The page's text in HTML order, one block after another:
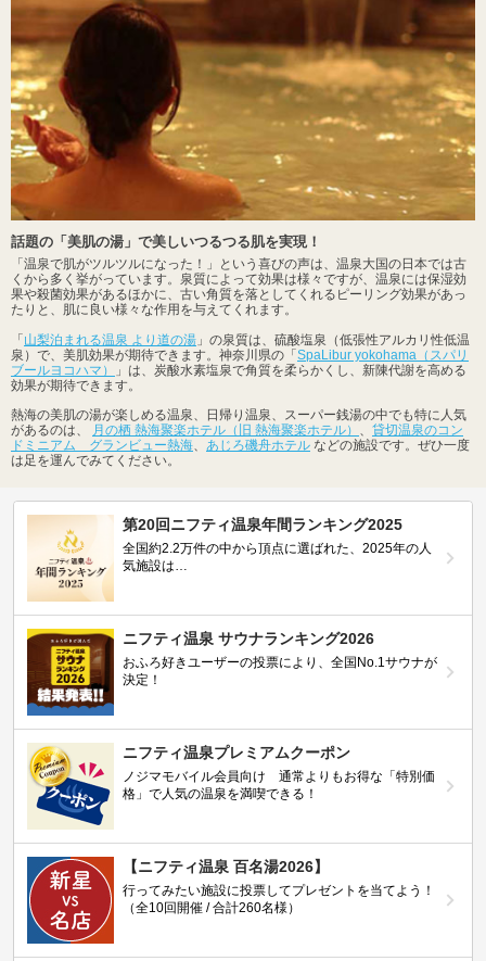
話題の「美肌の湯」で美しいつるつる肌を実現！
「温泉で肌がツルツルになった！」という喜びの声は、温泉大国の日本では古
くから多く挙がっています。泉質によって効果は様々ですが、温泉には保湿効
果や殺菌効果があるほかに、古い角質を落としてくれるピーリング効果があっ
たりと、肌に良い様々な作用を与えてくれます。
「 山梨泊まれる温泉 より道の湯 」の泉質は、硫酸塩泉（低張性アルカリ性低温
泉）で、美肌効果が期待できます。神奈川県の「 SpaLibur yokohama（スパリ
ブールヨコハマ）
」は、炭酸水素塩泉で角質を柔らかくし、新陳代謝を高める
効果が期待できます。
熱海の美肌の湯が楽しめる温泉、日帰り温泉、スーパー銭湯の中でも特に人気
があるのは、
月の栖 熱海聚楽ホテル（旧 熱海聚楽ホテル） 、 貸切温泉のコン
ドミニアム グランビュー熱海、 あじろ磯舟ホテル などの施設です。ぜひ一度
は足を運んでみてください。
第20回ニフティ温泉年間ランキング2025
全国約2.2万件の中から頂点に選ばれた、2025年の人
気施設は…
ニフティ温泉 サウナランキング2026
おふろ好きユーザーの投票により、全国No.1サウナが
決定！
ニフティ温泉プレミアムクーポン
ノジマモバイル会員向け 通常よりもお得な「特別価
格」で人気の温泉を満喫できる！
【ニフティ温泉 百名湯2026】
行ってみたい施設に投票してプレゼントを当てよう！
（全10回開催 / 合計260名様）